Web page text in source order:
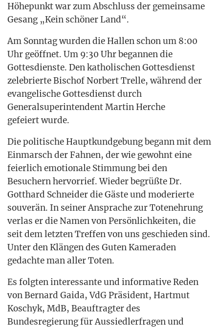
Höhe­punkt war zum Abschluss der gemein­sa­me
Gesang „Kein schö­ner Land“.
Am Sonn­tag wur­den die Hal­len schon um 8:00
Uhr geöff­net. Um 9:30 Uhr began­nen die
Got­tes­diens­te. Den katho­li­schen Got­tes­dienst
zele­brier­te Bischof Nor­bert Trel­le, wäh­rend der
evan­ge­li­sche Got­tes­dienst durch
Gene­ral­su­per­in­ten­dent Mar­tin Her­che
gefei­ert wurde.
Die poli­ti­sche Haupt­kund­ge­bung begann mit dem
Ein­marsch der Fah­nen, der wie gewohnt eine
fei­er­lich emo­tio­na­le Stim­mung bei den
Besu­chern her­vor­rief. Wie­der begrüß­te Dr.
Gott­hard Schnei­der die Gäs­te und mode­rier­te
sou­ve­rän. In sei­ner Anspra­che zur Toten­eh­rung
ver­las er die Namen von Per­sön­lich­kei­ten, die
seit dem letz­ten Tref­fen von uns geschie­den sind.
Unter den Klän­gen des Guten Kame­ra­den
gedach­te man aller Toten.
Es folg­ten inter­es­san­te und infor­ma­ti­ve Reden
von Ber­nard Gai­da, VdG Prä­si­dent, Hart­mut
Koschyk, MdB, Beauf­trag­ter des
Bun­des­re­gie­rung für Aus­sied­ler­fra­gen und